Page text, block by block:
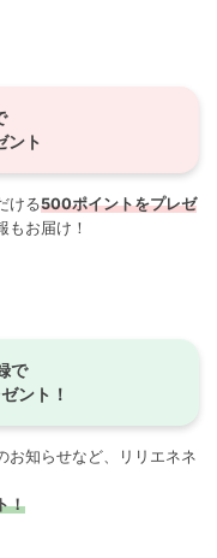
ント
ける500ポイントをプレゼ
もお届け！
で
ント！
お知らせなど、リリエネネ
！